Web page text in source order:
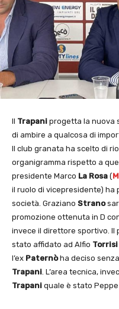
Il Trapani progetta la nuova
di ambire a qualcosa di
Il club granata ha scelto di
organigramma rispetto a
presidente Marco La Rosa (
il ruolo di vicepresidente)
società. Graziano Strano
promozione ottenuta in D
invece il direttore sportivo. Il
stato affidato ad Alfio Torrisi
l’ex Paternòha deciso
Trapani. L’area tecnica,
Trapani quale è stato Peppe